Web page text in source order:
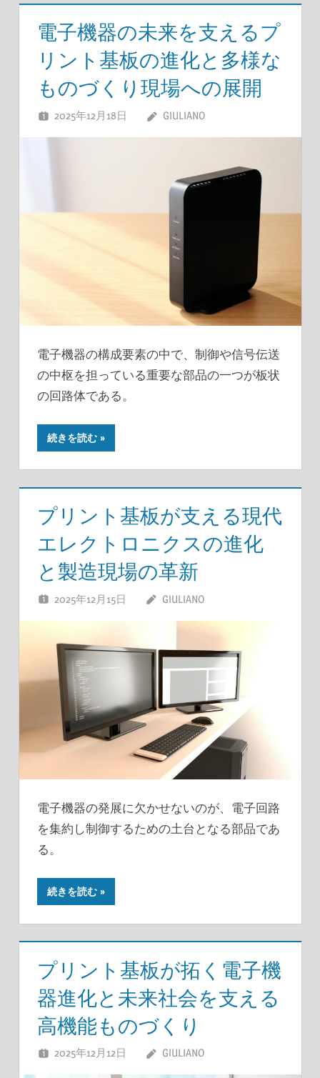
電子機器の未来を支えるプ
リント基板の進化と多様な
ものづくり現場への展開
2025年12月18日 GIULIANO
電子機器の構成要素の中で、制御や信号伝送
の中枢を担っている重要な部品の一つが板状
の回路体である。
続きを読む
プリント基板が支える現代
エレクトロニクスの進化
と製造現場の革新
2025年12月15日 GIULIANO
電子機器の発展に欠かせないのが、電子回路
を集約し制御するための土台となる部品であ
る。
続きを読む
プリント基板が拓く電子機
器進化と未来社会を支える
高機能ものづくり
2025年12月12日 GIULIANO